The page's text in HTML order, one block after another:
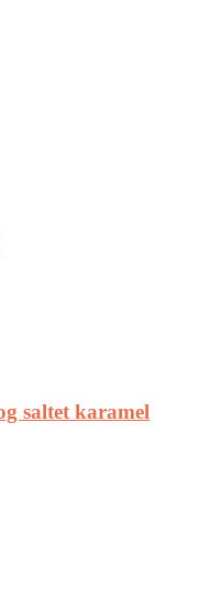
saltet karamel